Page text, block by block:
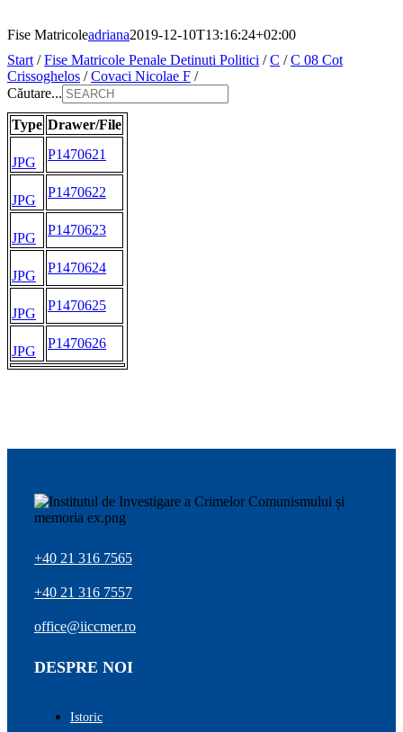
Fise Matricoleadriana2019-12-10T13:16:24+02:00
Start /Fise Matricole Penale Detinuti Politici /C /C 08 Cot
Crissoghelos /Covaci Nicolae F /
Căutare...
Type Drawer/File
JPG
P1470621
JPG
P1470622
JPG
P1470623
JPG
P1470624
JPG
P1470625
JPG
P1470626
+40 21 316 7565
+40 21 316 7557
office@iiccmer.ro
DESPRE NOI
Istoric